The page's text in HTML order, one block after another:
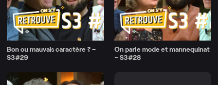
Bon ou mauvais caractère ? –
S3#29
On parle mode et mannequinat
– S3#28